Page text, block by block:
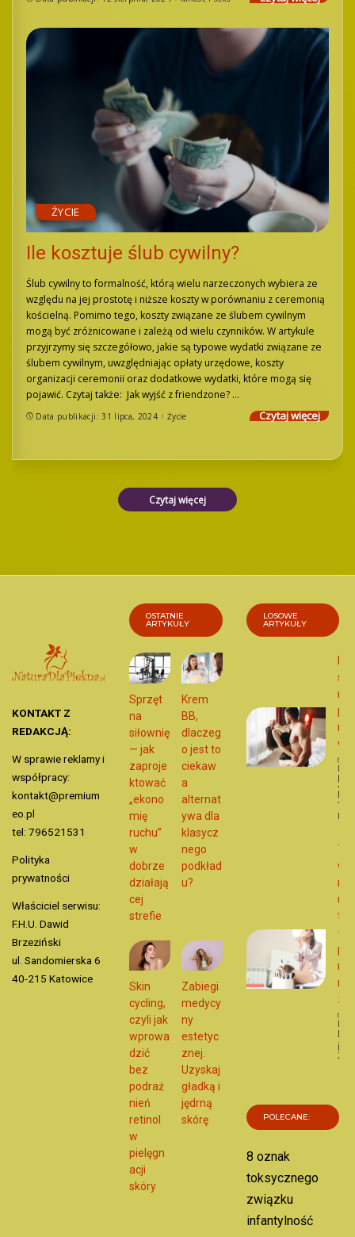
ŻYCIE
Ile kosztuje ślub cywilny?
Ślub cywilny to formalność, którą wielu narzeczonych wybiera ze
względu na jej prostotę i niższe koszty w porównaniu z ceremonią
kościelną. Pomimo tego, koszty związane ze ślubem cywilnym
mogą być zróżnicowane i zależą od wielu czynników. W artykule
przyjrzymy się szczegółowo, jakie są typowe wydatki związane ze
ślubem cywilnym, uwzględniając opłaty urzędowe, koszty
organizacji ceremonii oraz dodatkowe wydatki, które mogą się
pojawić. Czytaj także: Jak wyjść z friendzone? ...
Data publikacji: 31 lipca, 2024 Życie Czytaj więcej
Czytaj więcej
KONTAKT Z
REDAKCJĄ:
W sprawie reklamy i
współpracy:
kontakt@premium
eo.pl
tel: 796521531
Polityka
prywatności
Właściciel serwisu:
F.H.U. Dawid
Brzeziński
ul. Sandomierska 6
40-215 Katowice
OSTATNIE
ARTYKUŁY
Sprzęt
na
siłownię
— jak
zaproje
ktować
„ekono
mię
ruchu”
w
dobrze
działają
cej
strefie
Krem
BB,
dlaczeg
o jest to
ciekaw
a
alternat
ywa dla
klasycz
nego
podkład
u?
Skin
cycling,
czyli jak
wprowa
dzić
bez
podraż
nień
retinol
w
pielęgn
acji
skóry
Zabiegi
medycy
ny
estetyc
znej.
Uzyskaj
gładką i
jędrną
skórę
LOSOWE
ARTYKUŁY
na
nie
w
21
w
u
–
7
POLECANE:
8 oznak
toksycznego
związku
infantylność